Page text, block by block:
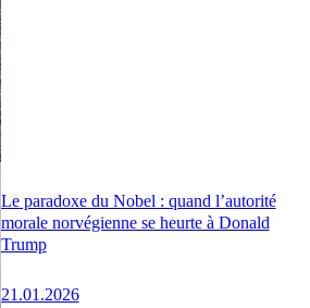
Le paradoxe du Nobel : quand l’autorité
morale norvégienne se heurte à Donald
Trump
21.01.2026